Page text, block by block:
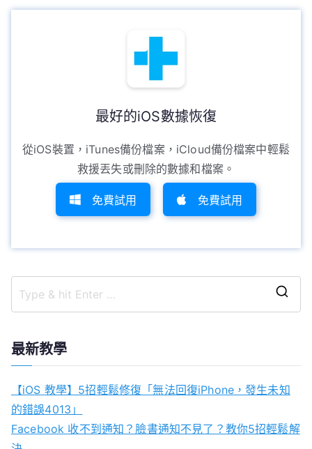
最好的iOS數據恢復
從iOS裝置，iTunes備份檔案，iCloud備份檔案中輕鬆
救援丟失或刪除的數據和檔案。
免費試用 免費試用
最新教學
【iOS 教學】5招輕鬆修復「無法回復iPhone，發生未知
的錯誤4013」
Facebook 收不到通知？臉書通知不見了？教你5招輕鬆解